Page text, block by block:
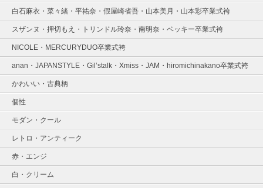
白石麻衣・菜々緒・平祐奈・假屋崎省吾・山本美月・山本彩卒業式袴
スザンヌ・押切もえ・トリンドル玲奈・南明奈・ベッキー卒業式袴
NICOLE・MERCURYDUO卒業式袴
anan・JAPANSTYLE・Gil’stalk・Xmiss・JAM・hiromichinakano卒業式袴
かわいい・古典柄
個性
モダン・クール
レトロ・アンティーク
赤・エンジ
白・クリーム